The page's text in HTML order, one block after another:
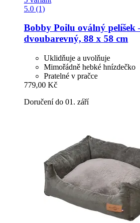
5.0 (1)
Bobby Poilu oválný pelíšek
dvoubarevný, 88 x 58 cm
Uklidňuje a uvolňuje
Mimořádně hebké hnízdečko
Pratelné v pračce
779,00 Kč
Doručení do 01. září